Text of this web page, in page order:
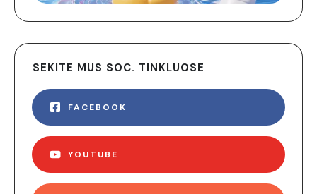
SEKITE MUS SOC. TINKLUOSE
FACEBOOK
YOUTUBE